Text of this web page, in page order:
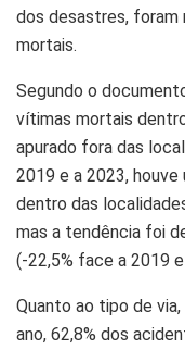
dos desastres, foram
mortais.
Segundo o
vítimas mortais
apurado fora das
2019 e a 2023,
dentro das
mas a tendência foi
(-22,5% face a 2019
Quanto ao tipo de
ano, 62,8% dos